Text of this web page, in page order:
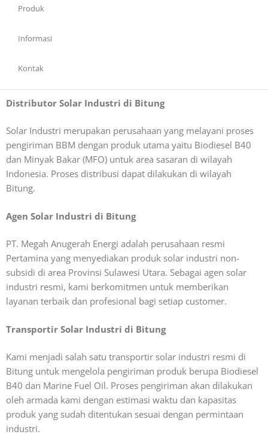
Produk
Informasi
Kontak
Distributor Solar Industri di Bitung
Solar Industri merupakan perusahaan yang melayani proses
pengiriman BBM dengan produk utama yaitu Biodiesel B40
dan Minyak Bakar (MFO) untuk area sasaran di wilayah
Indonesia. Proses distribusi dapat dilakukan di wilayah
Bitung.
Agen Solar Industri di Bitung
PT. Megah Anugerah Energi adalah perusahaan resmi
Pertamina yang menyediakan produk solar industri non-
subsidi di area Provinsi Sulawesi Utara. Sebagai agen solar
industri resmi, kami berkomitmen untuk memberikan
layanan terbaik dan profesional bagi setiap customer.
Transportir Solar Industri di Bitung
Kami menjadi salah satu transportir solar industri resmi di
Bitung untuk mengelola pengiriman produk berupa Biodiesel
B40 dan Marine Fuel Oil. Proses pengiriman akan dilakukan
oleh armada kami dengan estimasi waktu dan kapasitas
produk yang sudah ditentukan sesuai dengan permintaan
industri.